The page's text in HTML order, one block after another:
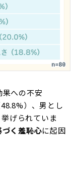
果への不安
）、男とし
げられていま
く羞恥心に起因